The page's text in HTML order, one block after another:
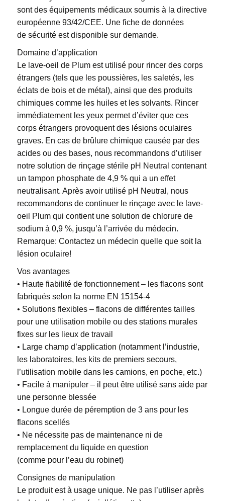
sont des équipements médicaux soumis à la directive
européenne 93/42/CEE. Une fiche de données
de sécurité est disponible sur demande.
Domaine d’application
Le lave-oeil de Plum est utilisé pour rincer des corps
étrangers (tels que les poussières, les saletés, les
éclats de bois et de métal), ainsi que des produits
chimiques comme les huiles et les solvants. Rincer
immédiatement les yeux permet d’éviter que ces
corps étrangers provoquent des lésions oculaires
graves. En cas de brûlure chimique causée par des
acides ou des bases, nous recommandons d’utiliser
notre solution de rinçage stérile pH Neutral contenant
un tampon phosphate de 4,9 % qui a un effet
neutralisant. Après avoir utilisé pH Neutral, nous
recommandons de continuer le rinçage avec le lave-
oeil Plum qui contient une solution de chlorure de
sodium à 0,9 %, jusqu’à l’arrivée du médecin.
Remarque: Contactez un médecin quelle que soit la
lésion oculaire!
Vos avantages
• Haute fiabilité de fonctionnement – les flacons sont
fabriqués selon la norme EN 15154-4
• Solutions flexibles – flacons de différentes tailles
pour une utilisation mobile ou des stations murales
fixes sur les lieux de travail
• Large champ d’application (notamment l’industrie,
les laboratoires, les kits de premiers secours,
l’utilisation mobile dans les camions, en poche, etc.)
• Facile à manipuler – il peut être utilisé sans aide par
une personne blessée
• Longue durée de péremption de 3 ans pour les
flacons scellés
• Ne nécessite pas de maintenance ni de
remplacement du liquide en question
(comme pour l’eau du robinet)
Consignes de manipulation
Le produit est à usage unique. Ne pas l’utiliser après